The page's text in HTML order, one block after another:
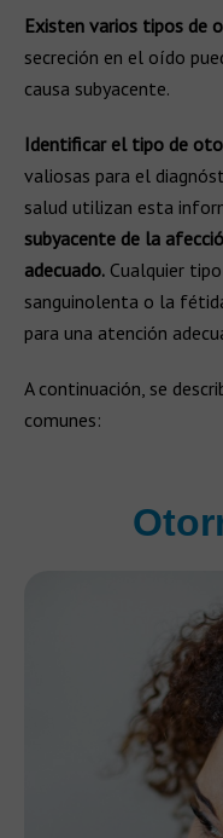
Existen varios tipos de
secreción en el oído
causa subyacente.
Identificar el tipo de
valiosas para el
salud utilizan esta
subyacente de la
adecuado. Cualquier
sanguinolenta o la
para una atención
A continuación, se
comunes: